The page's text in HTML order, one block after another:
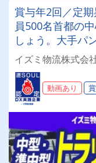
賞与年2回／定
員500名首都の
しょう。大手パ
ります！！
イズミ物流株式会
動画あり